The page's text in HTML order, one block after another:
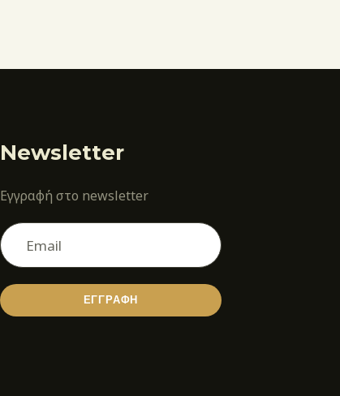
Newsletter
Εγγραφή στο newsletter
ΕΓΓΡΑΦΗ